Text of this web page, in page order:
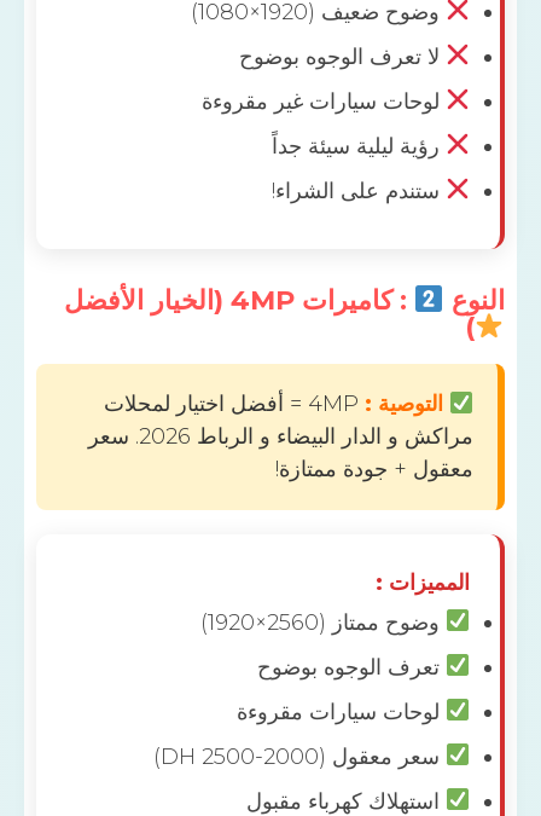
وضوح ضعيف (1920×1080)
لا تعرف الوجوه بوضوح
لوحات سيارات غير مقروءة
رؤية ليلية سيئة جداً
ستندم على الشراء!
: كاميرات 4MP (الخيار الأفضل
التوصية :
4MP = أفضل اختيار لمحلات
مراكش و الدار البيضاء و الرباط 2026. سعر
+ جودة ممتازة!
:
وضوح ممتاز (2560×1920)
تعرف الوجوه بوضوح
لوحات سيارات مقروءة
سعر معقول (2000-2500 DH)
استهلاك كهرباء مقبول